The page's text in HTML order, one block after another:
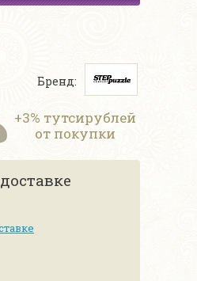
Бренд:
+3% тутсирублей
от покупки